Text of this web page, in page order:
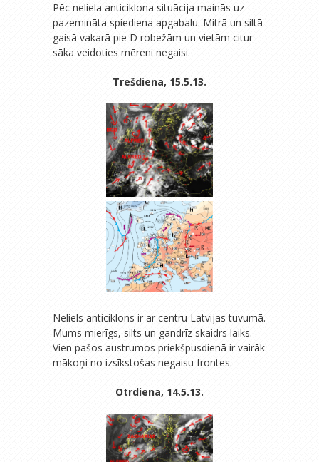
Pēc neliela anticiklona situācija mainās uz
pazemināta spiediena apgabalu. Mitrā un siltā
gaisā vakarā pie D robežām un vietām citur
sāka veidoties mēreni negaisi.
Trešdiena, 15.5.13.
Neliels anticiklons ir ar centru Latvijas tuvumā.
Mums mierīgs, silts un gandrīz skaidrs laiks.
Vien pašos austrumos priekšpusdienā ir vairāk
mākoņi no izsīkstošas negaisu frontes.
Otrdiena, 14.5.13.